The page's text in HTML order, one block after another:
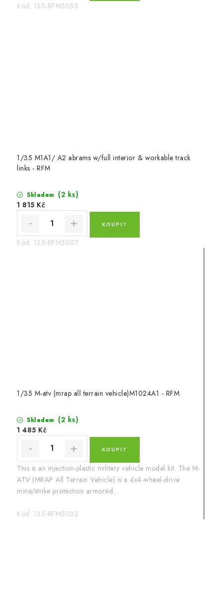
Kód: 135-RFM5055
1/35 M1A1/ A2 abrams w/full interior & workable track
links - RFM
Skladem (2 ks)
1 815 Kč
Kód: 135-RFM5007
1/35 M-atv (mrap all terrain vehicle)M1024A1 - RFM
Skladem (2 ks)
1 485 Kč
This is an injection-plastic military vehicle model kit. The M-
ATV (MRAP All Terrain Vehicle) is a 4x4-wheel-drive
mine/strike protection armored...
Kód: 135-RFM5032